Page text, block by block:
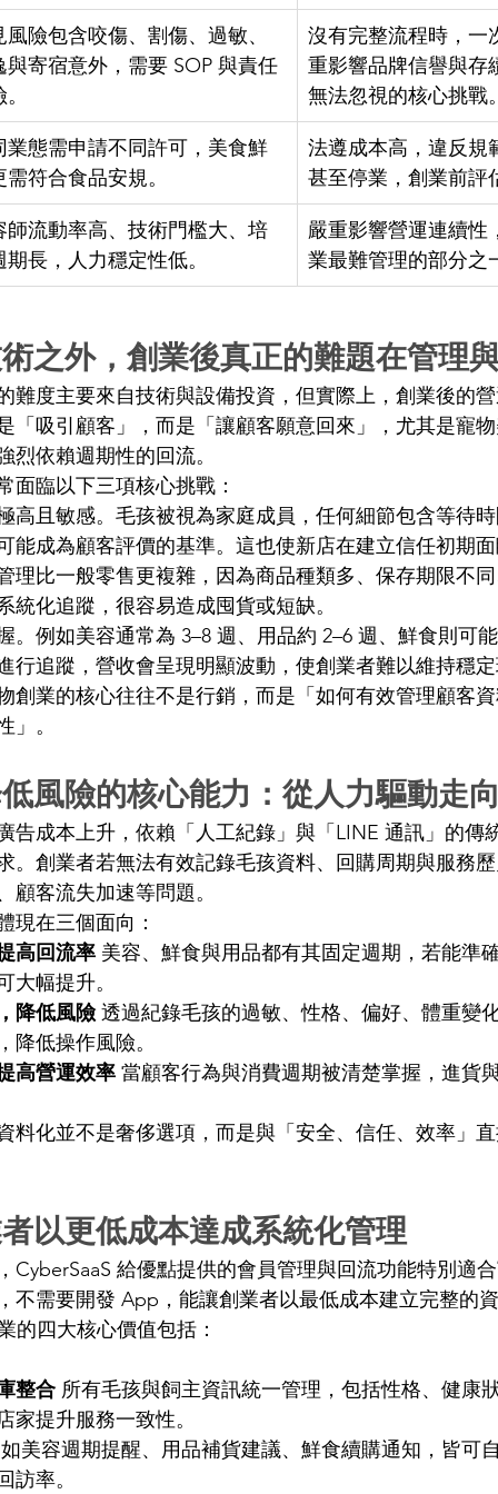
風險包含咬傷、割傷、過敏、
與寄宿意外，需要 SOP 與責任
沒有完整流程時，一
重影響品牌信譽與存
無法忽視的核心挑戰
業態需申請不同許可，美食鮮
需符合食品安規。
法遵成本高，違反規
甚至停業，創業前評
師流動率高、技術門檻大、培
期長，人力穩定性低。
嚴重影響營運連續性
業最難管理的部分之
之外，創業後真正的難題在管理
難度主要來自技術與設備投資，但實際上，創業後的
「吸引顧客」，而是「讓顧客願意回來」，尤其是寵
烈依賴週期性的回流。
面臨以下三項核心挑戰：
高且敏感。毛孩被視為家庭成員，任何細節包含等待
能成為顧客評價的基準。這也使新店在建立信任初期
理比一般零售更複雜，因為商品種類多、保存期限不
統化追蹤，很容易造成囤貨或短缺。
。例如美容通常為 3–8 週、用品約 2–6 週、鮮食則可
行追蹤，營收會呈現明顯波動，使創業者難以維持穩
創業的核心往往不是行銷，而是「如何有效管理顧客
」。
風險的核心能力：從人力驅動走
告成本上升，依賴「人工紀錄」與「LINE 通訊」的傳
。創業者若無法有效記錄毛孩資料、回購周期與服務
顧客流失加速等問題。
現在三個面向：
高回流率 美容、鮮食與用品都有其固定週期，若能準
大幅提升。
降低風險 透過紀錄毛孩的過敏、性格、偏好、體重變
降低操作風險。
高營運效率 當顧客行為與消費週期被清楚掌握，進貨
料化並不是奢侈選項，而是與「安全、信任、效率」
以更低成本達成系統化管理
CyberSaaS 給優點提供的會員管理與回流功能特別適
不需要開發 App，能讓創業者以最低成本建立完整的
的四大核心價值包括：
整合 所有毛孩與飼主資訊統一管理，包括性格、健康
家提升服務一致性。
美容週期提醒、用品補貨建議、鮮食續購通知，皆可
訪率。